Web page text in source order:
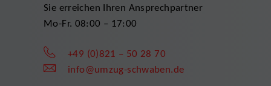
Sie erreichen Ihren Ansprechpartner
Mo-Fr. 08:00 – 17:00
+49 (0)821 – 50 28 70
info@umzug-schwaben.de